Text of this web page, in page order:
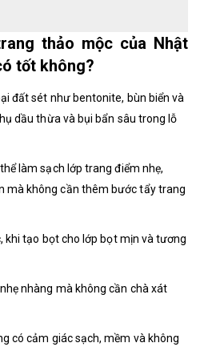
thảo mộc của Nhật
tốt không?
đất sét như bentonite, bùn biển và
dầu thừa và bụi bẩn sâu trong lỗ
làm sạch lớp trang điểm nhẹ,
mà không cần thêm bước tẩy trang
khi tạo bọt cho lớp bọt mịn và tương
nhàng mà không cần chà xát
có cảm giác sạch, mềm và không